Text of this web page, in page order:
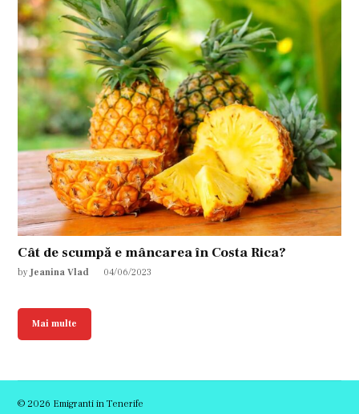
Cât de scumpă e mâncarea în Costa Rica?
by Jeanina Vlad 04/06/2023
Mai multe
© 2026 Emigranti in Tenerife